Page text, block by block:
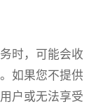
时，可能会收
如果您不提供
户或无法享受